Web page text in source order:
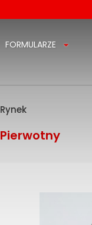
FORMULARZE
Rynek
Pierwotny